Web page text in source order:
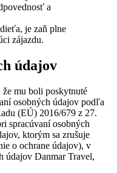
a
je zaň plne
zájazdu.
údajov
mu boli poskytnuté
osobných údajov podľa
(EÚ) 2016/679 z 27.
spracúvaní osobných
ktorým sa zrušuje
o ochrane údajov), v
údajov Danmar Travel,